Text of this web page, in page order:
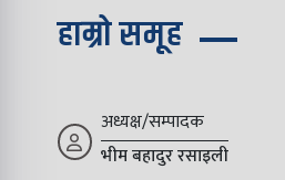
हाम्रो समूह
अध्यक्ष/सम्पादक
भीम बहादुर रसाइली